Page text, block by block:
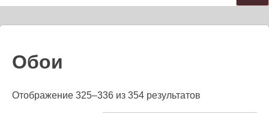
Обои
Отображение 325–336 из 354 результатов